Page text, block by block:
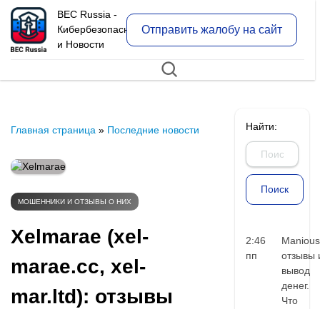
BEC Russia -
Кибербезопасность
и Новости
Отправить жалобу на сайт
Главная страница » Последние новости
МОШЕННИКИ И ОТЗЫВЫ О НИХ
Xelmarae (xel-
marae.cc, xel-
mar.ltd): отзывы
Найти:
2:46
пп
Manious
отзывы
вывод
денег.
Что